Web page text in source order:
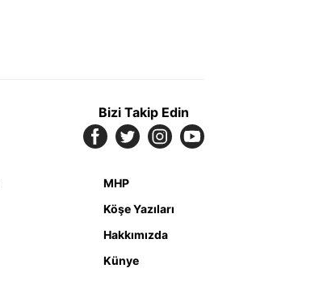
Bizi Takip Edin
MHP
Köşe Yazıları
Hakkımızda
Künye